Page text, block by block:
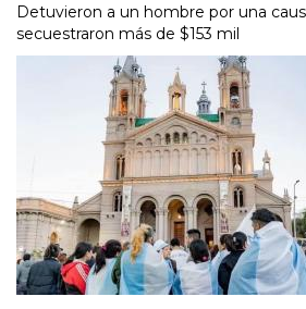
Detuvieron a un hombre por una
secuestraron más de $153 mil